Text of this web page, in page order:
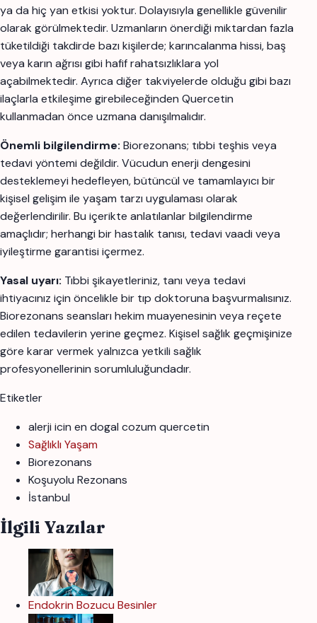
ya da hiç yan etkisi yoktur. Dolayısıyla genellikle güvenilir
olarak görülmektedir. Uzmanların önerdiği miktardan fazla
tüketildiği takdirde bazı kişilerde; karıncalanma hissi, baş
veya karın ağrısı gibi hafif rahatsızlıklara yol
açabilmektedir. Ayrıca diğer takviyelerde olduğu gibi bazı
ilaçlarla etkileşime girebileceğinden Quercetin
kullanmadan önce uzmana danışılmalıdır.
Önemli bilgilendirme: Biorezonans; tıbbi teşhis veya
tedavi yöntemi değildir. Vücudun enerji dengesini
desteklemeyi hedefleyen, bütüncül ve tamamlayıcı bir
kişisel gelişim ile yaşam tarzı uygulaması olarak
değerlendirilir. Bu içerikte anlatılanlar bilgilendirme
amaçlıdır; herhangi bir hastalık tanısı, tedavi vaadi veya
iyileştirme garantisi içermez.
Yasal uyarı: Tıbbi şikayetleriniz, tanı veya tedavi
ihtiyacınız için öncelikle bir tıp doktoruna başvurmalısınız.
Biorezonans seansları hekim muayenesinin veya reçete
edilen tedavilerin yerine geçmez. Kişisel sağlık geçmişinize
göre karar vermek yalnızca yetkili sağlık
profesyonellerinin sorumluluğundadır.
Etiketler
alerji icin en dogal cozum quercetin
Sağlıklı Yaşam
Biorezonans
Koşuyolu Rezonans
İstanbul
İlgili Yazılar
Endokrin Bozucu Besinler